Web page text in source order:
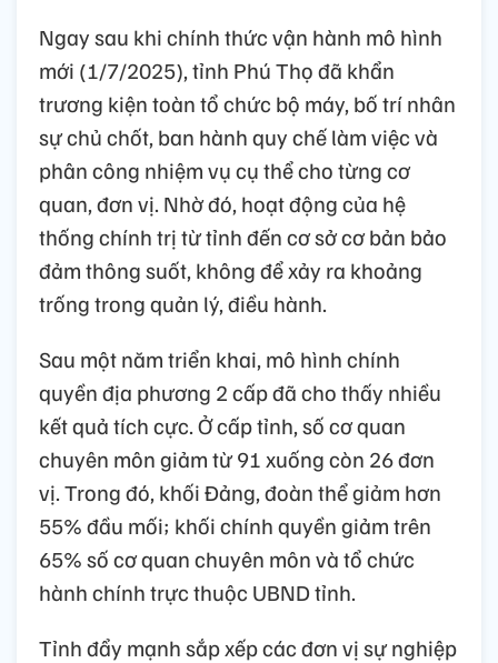
Ngay sau khi chính thức vận hành mô hình
mới (1/7/2025), tỉnh Phú Thọ đã khẩn
trương kiện toàn tổ chức bộ máy, bố trí nhân
sự chủ chốt, ban hành quy chế làm việc và
phân công nhiệm vụ cụ thể cho từng cơ
quan, đơn vị. Nhờ đó, hoạt động của hệ
thống chính trị từ tỉnh đến cơ sở cơ bản bảo
đảm thông suốt, không để xảy ra khoảng
trống trong quản lý, điều hành.
Sau một năm triển khai, mô hình chính
quyền địa phương 2 cấp đã cho thấy nhiều
kết quả tích cực. Ở cấp tỉnh, số cơ quan
chuyên môn giảm từ 91 xuống còn 26 đơn
vị. Trong đó, khối Đảng, đoàn thể giảm hơn
55% đầu mối; khối chính quyền giảm trên
65% số cơ quan chuyên môn và tổ chức
hành chính trực thuộc UBND tỉnh.
Tỉnh đẩy mạnh sắp xếp các đơn vị sự nghiệp